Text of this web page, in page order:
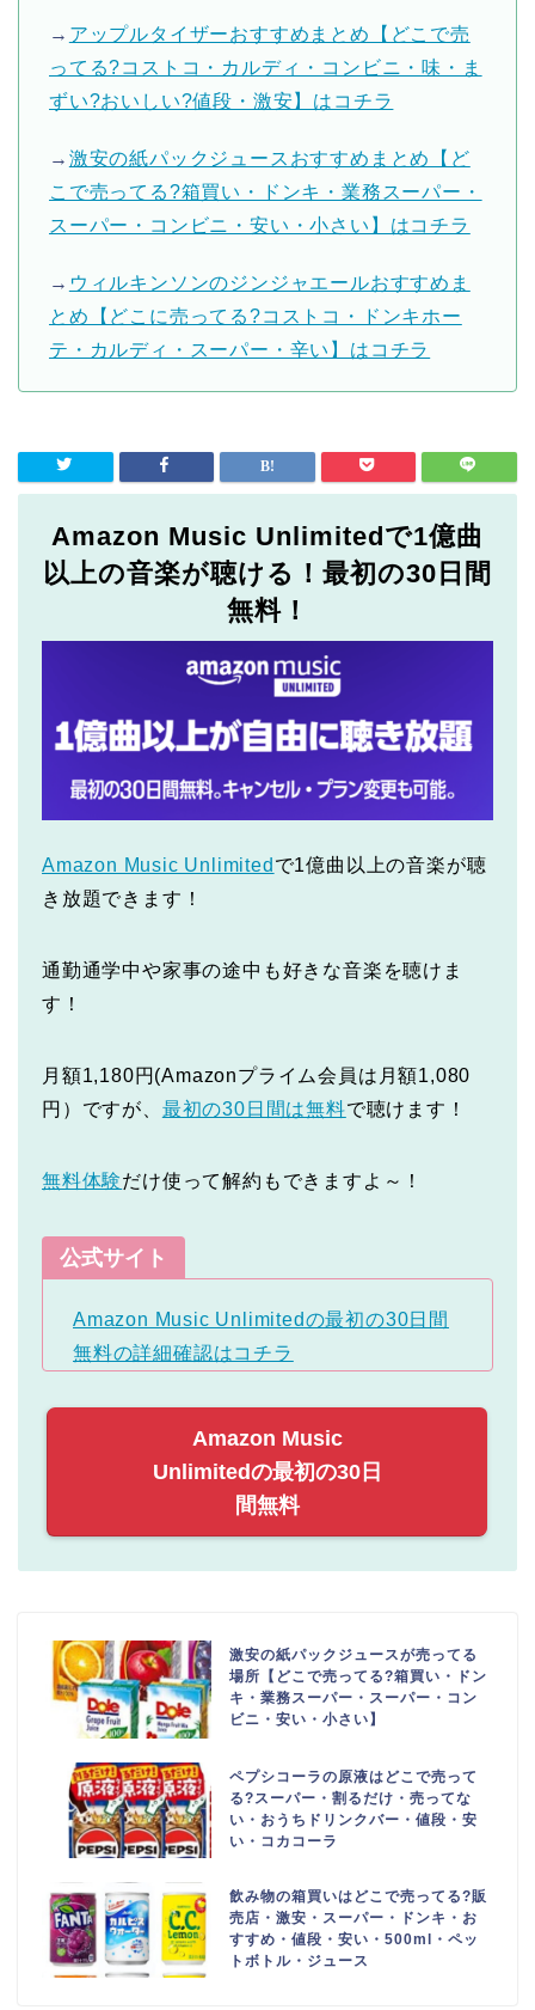
→ アップルタイザーおすすめまとめ【どこで売
ってる?コストコ・カルディ・コンビニ・味・ま
ずい?おいしい?値段・激安】はコチラ
→ 激安の紙パックジュースおすすめまとめ【ど
こで売ってる?箱買い・ドンキ・業務スーパー・
スーパー・コンビニ・安い・小さい】はコチラ
→ ウィルキンソンのジンジャエールおすすめま
とめ【どこに売ってる?コストコ・ドンキホー
テ・カルディ・スーパー・辛い】はコチラ
Amazon Music Unlimitedで1億曲
以上の音楽が聴ける！最初の30日間
無料！
Amazon Music Unlimited で1億曲以上の音楽が聴
き放題できます！
通勤通学中や家事の途中も好きな音楽を聴けま
す！
月額1,180円(Amazonプライム会員は月額1,080
円）ですが、 最初の30日間は無料で聴けます！
無料体験だけ使って解約もできますよ～！
公式サイト
Amazon Music Unlimitedの最初の30日間
無料の詳細確認はコチラ
Amazon Music
Unlimitedの最初の30日
間無料
激安の紙パックジュースが売ってる
場所【どこで売ってる?箱買い・ドン
キ・業務スーパー・スーパー・コン
ビニ・安い・小さい】
ペプシコーラの原液はどこで売って
る?スーパー・割るだけ・売ってな
い・おうちドリンクバー・値段・安
い・コカコーラ
飲み物の箱買いはどこで売ってる?販
売店・激安・スーパー・ドンキ・お
すすめ・値段・安い・500ml・ペッ
トボトル・ジュース